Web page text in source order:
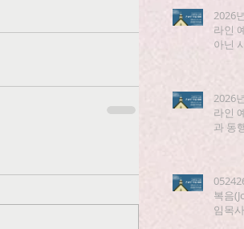
2026
라인
아닌
2026
라인
과 동
복음
임목사